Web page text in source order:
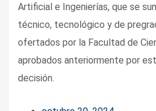
Artificial e Ingenierías, que se
técnico, tecnológico y de
ofertados por la Facultad de
aprobados anteriormente por
decisión.